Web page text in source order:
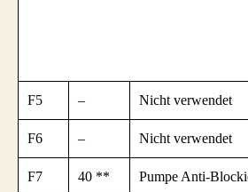
F5 – Nicht verwendet
F6 – Nicht verwendet
F7 40 ** Pumpe Anti-